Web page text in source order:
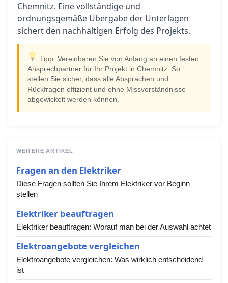
Chemnitz. Eine vollständige und
ordnungsgemäße Übergabe der Unterlagen
sichert den nachhaltigen Erfolg des Projekts.
Tipp: Vereinbaren Sie von Anfang an einen festen
Ansprechpartner für Ihr Projekt in Chemnitz. So
stellen Sie sicher, dass alle Absprachen und
Rückfragen effizient und ohne Missverständnisse
abgewickelt werden können.
WEITERE ARTIKEL
Fragen an den Elektriker
Diese Fragen sollten Sie Ihrem Elektriker vor Beginn
stellen
Elektriker beauftragen
Elektriker beauftragen: Worauf man bei der Auswahl achtet
Elektroangebote vergleichen
Elektroangebote vergleichen: Was wirklich entscheidend
ist